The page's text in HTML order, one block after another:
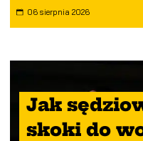
06 sierpnia 2026
Jak
skoki do